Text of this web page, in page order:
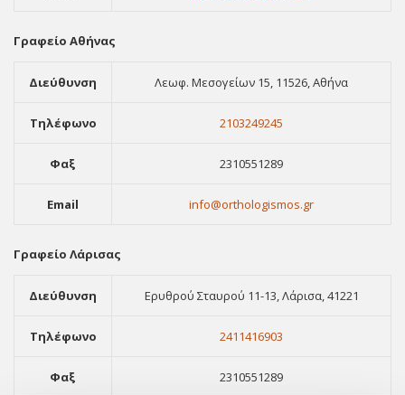
Γραφείο Αθήνας
Διεύθυνση Λεωφ. Μεσογείων 15, 11526, Αθήνα
Τηλέφωνο 2103249245
Φαξ 2310551289
Email info@orthologismos.gr
Γραφείο Λάρισας
Διεύθυνση Ερυθρού Σταυρού 11-13, Λάρισα, 41221
Τηλέφωνο 2411416903
Φαξ 2310551289